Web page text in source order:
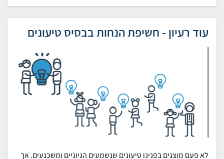
עוד רעיון - חשיפת הנחות בבסיס טיעונים
לא פעם מוצגים בפנינו טיעונים שנשמעים הגיוניים ומשכנעים. אך